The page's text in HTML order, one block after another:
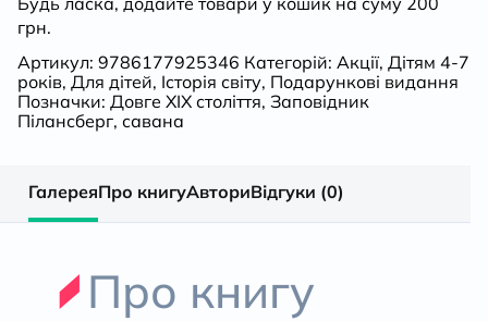
грн.
Артикул: 9786177925346 Категорій: Акції, Дітям 4-7
років, Для дітей, Історія світу, Подарункові видання
Позначки: Довге ХІХ століття, Заповідник
Пілансберг, савана
ГалереяПро книгуАвториВідгуки (0)
Про книгу